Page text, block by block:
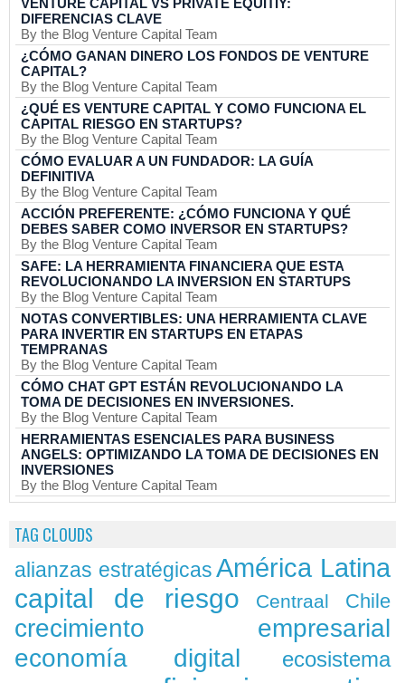
VENTURE CAPITAL VS PRIVATE EQUITIY:
DIFERENCIAS CLAVE
By the Blog Venture Capital Team
¿CÓMO GANAN DINERO LOS FONDOS DE VENTURE
CAPITAL?
By the Blog Venture Capital Team
¿QUÉ ES VENTURE CAPITAL Y COMO FUNCIONA EL
CAPITAL RIESGO EN STARTUPS?
By the Blog Venture Capital Team
CÓMO EVALUAR A UN FUNDADOR: LA GUÍA
DEFINITIVA
By the Blog Venture Capital Team
ACCIÓN PREFERENTE: ¿CÓMO FUNCIONA Y QUÉ
DEBES SABER COMO INVERSOR EN STARTUPS?
By the Blog Venture Capital Team
SAFE: LA HERRAMIENTA FINANCIERA QUE ESTA
REVOLUCIONANDO LA INVERSION EN STARTUPS
By the Blog Venture Capital Team
NOTAS CONVERTIBLES: UNA HERRAMIENTA CLAVE
PARA INVERTIR EN STARTUPS EN ETAPAS
TEMPRANAS
By the Blog Venture Capital Team
CÓMO CHAT GPT ESTÁN REVOLUCIONANDO LA
TOMA DE DECISIONES EN INVERSIONES.
By the Blog Venture Capital Team
HERRAMIENTAS ESENCIALES PARA BUSINESS
ANGELS: OPTIMIZANDO LA TOMA DE DECISIONES EN
INVERSIONES
By the Blog Venture Capital Team
TAG CLOUDS
alianzas estratégicas América Latina
capital de riesgo Centraal Chile
crecimiento empresarial
economía digital
ecosistema